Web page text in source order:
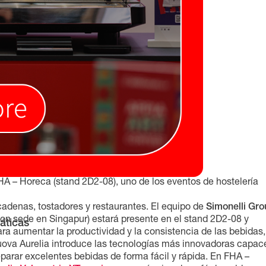
– Horeca (stand 2D2-08), uno de los eventos de hostelería
tostadores y restaurantes. El equipo de Simonelli
sede en Singapur) estará presente en el stand 2D2-08 y
aumentar la productividad y la consistencia de las
Aurelia introduce las tecnologías más innovadoras
excelentes bebidas de forma fácil y rápida. En FHA –